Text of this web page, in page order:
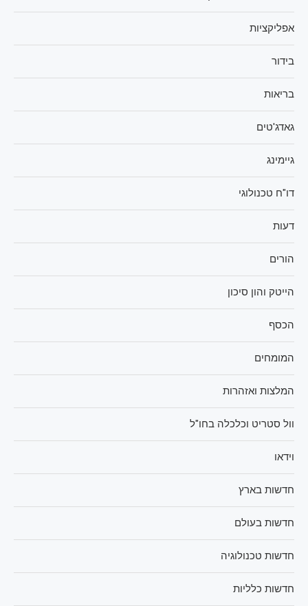
אפליקציות
בידור
בריאות
גאדג'טים
גיימינג
דו"ח טכנולוגי
דעות
הורים
הייטק והון סיכון
הכסף
המומחים
המלצות ואזהרות
וול סטריט וכלכלה בחו"ל
וידאו
חדשות בארץ
חדשות בעולם
חדשות טכנולוגיה
חדשות כלליות